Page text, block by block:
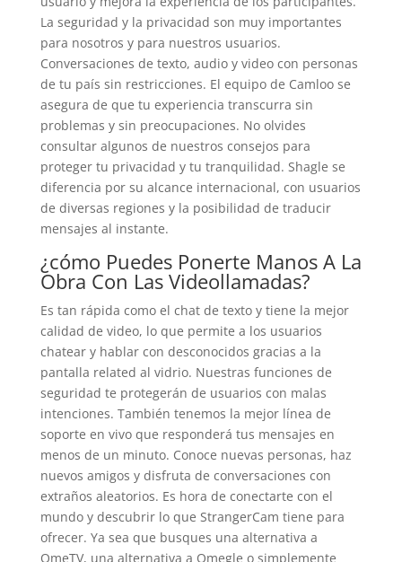
La seguridad y la privacidad son muy importantes
para nosotros y para nuestros usuarios.
Conversaciones de texto, audio y video con personas
de tu país sin restricciones. El equipo de Camloo se
asegura de que tu experiencia transcurra sin
problemas y sin preocupaciones. No olvides
consultar algunos de nuestros consejos para
proteger tu privacidad y tu tranquilidad. Shagle se
diferencia por su alcance internacional, con usuarios
de diversas regiones y la posibilidad de traducir
mensajes al instante.
¿cómo Puedes Ponerte Manos A La
Obra Con Las Videollamadas?
Es tan rápida como el chat de texto y tiene la mejor
calidad de video, lo que permite a los usuarios
chatear y hablar con desconocidos gracias a la
pantalla related al vidrio. Nuestras funciones de
seguridad te protegerán de usuarios con malas
intenciones. También tenemos la mejor línea de
soporte en vivo que responderá tus mensajes en
menos de un minuto. Conoce nuevas personas, haz
nuevos amigos y disfruta de conversaciones con
extraños aleatorios. Es hora de conectarte con el
mundo y descubrir lo que StrangerCam tiene para
ofrecer. Ya sea que busques una alternativa a
OmeTV, una alternativa a Omegle o simplemente